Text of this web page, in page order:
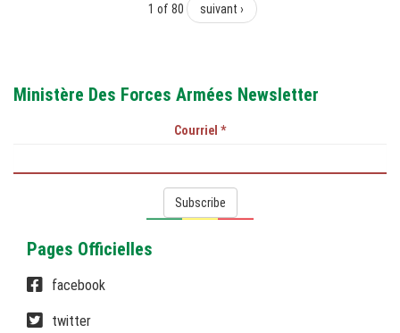
1 of 80 suivant ›
Ministère Des Forces Armées Newsletter
Courriel *
Subscribe
Pages Officielles
facebook
twitter